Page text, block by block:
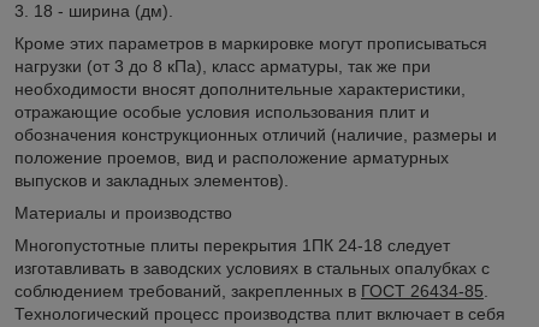
3. 18 - ширина (дм).
Кроме этих параметров в маркировке могут прописываться
нагрузки (от 3 до 8 кПа), класс арматуры, так же при
необходимости вносят дополнительные характеристики,
отражающие особые условия использования плит и
обозначения конструкционных отличий (наличие, размеры и
положение проемов, вид и расположение арматурных
выпусков и закладных элементов).
Материалы и производство
Многопустотные плиты перекрытия 1ПК 24-18 следует
изготавливать в заводских условиях в стальных опалубках с
соблюдением требований, закрепленных в ГОСТ 26434-85.
Технологический процесс производства плит включает в себя